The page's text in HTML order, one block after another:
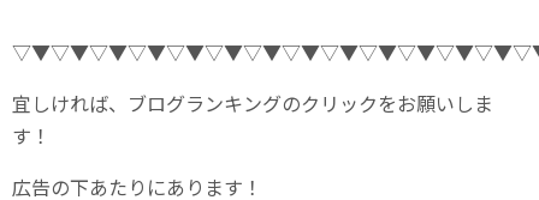
宜しければ、ブログランキングのクリックをお願いしま
す！
広告の下あたりにあります！